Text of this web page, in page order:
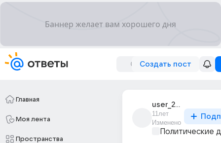
Создать пост
Главная
Моя лента
Пространства
user_2961449
11лет
Изменено
Политические